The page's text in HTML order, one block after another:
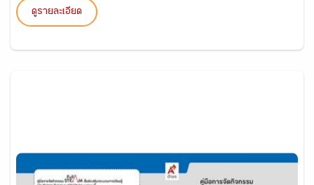
ดูรายละเอียด